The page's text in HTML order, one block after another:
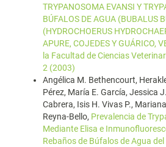
TRYPANOSOMA EVANSI Y
BÚFALOS DE AGUA (BUBALUS
(HYDROCHOERUS
APURE, COJEDES Y GUÁRICO,
la Facultad de Ciencias
2 (2003)
Angélica M. Bethencourt,
Pérez, María E. García, Jessica
Cabrera, Isis H. Vivas P.,
Reyna-Bello, Prevalencia de
Mediante Elisa e
Rebaños de Búfalos de Agua